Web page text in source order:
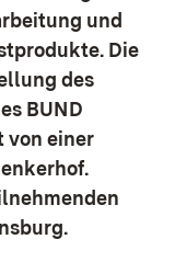
und
Die
des
BUND
von einer